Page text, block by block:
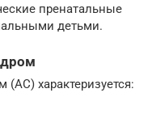
пренатальные
детьми.
характеризуется: